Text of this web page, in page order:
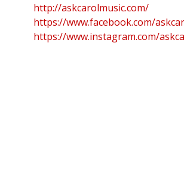
http://askcarolmusic.com/
https://www.facebook.com/
https://www.instagram.com/